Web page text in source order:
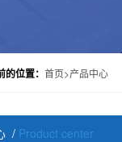
的位置： 首页 产品中心
/ Product center